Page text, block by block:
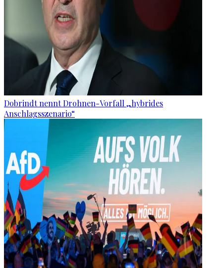
Dobrindt nennt Drohnen-Vorfall „hybrides
Anschlagsszenario“